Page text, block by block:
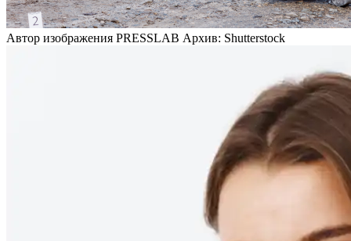
Автор изображения PRESSLAB Архив: Shutterstock